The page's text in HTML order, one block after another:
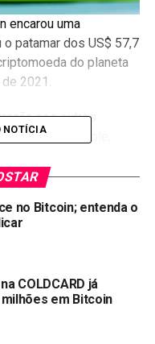
encarou uma
patamar dos US$ 57,7
do planeta
2021.
aos outros
S&P 500, Apple,
recuou 0,58%, aos
das bolsas de
o IBOV acumula
NOTÍCIA
no Bitcoin; entenda o
COLDCARD já
em Bitcoin